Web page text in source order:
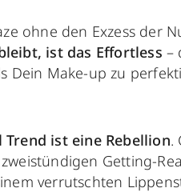
ohne den Exzess der
ist das Effortless–
Dein Make-up zu
Trend ist eine Rebellion.
Getting-
verrutschten